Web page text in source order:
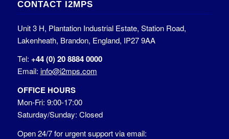
CONTACT I2MPS
Unit 3 H, Plantation Industrial Estate, Station Road,
Lakenheath, Brandon, England, IP27 9AA
Tel: +44 (0) 20 8884 0000
Email: info@i2mps.com
OFFICE HOURS
Mon-Fri: 9:00-17:00
Saturday/Sunday: Closed
Open 24/7 for urgent support via email: